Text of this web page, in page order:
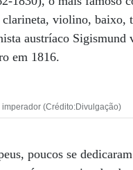
violino, baixo,
austríaco
em 1816.
(Crédito:Divulgação)
poucos se